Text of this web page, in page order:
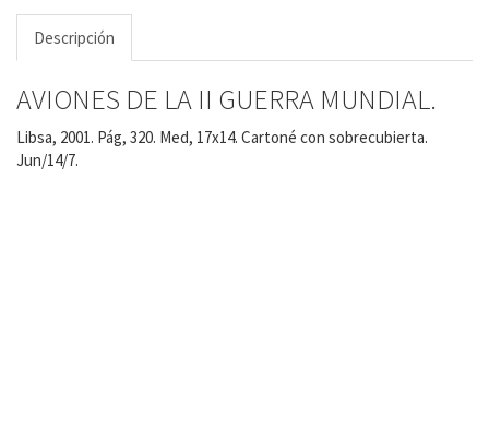
Descripción
AVIONES DE LA II GUERRA MUNDIAL.
Libsa, 2001. Pág, 320. Med, 17x14. Cartoné con sobrecubierta.
Jun/14/7.